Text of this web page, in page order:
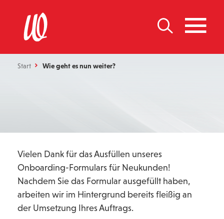
Start Wie geht es nun weiter?
Vielen Dank für das Ausfüllen unseres
Onboarding-Formulars für Neukunden!
Nachdem Sie das Formular ausgefüllt haben,
arbeiten wir im Hintergrund bereits fleißig an
der Umsetzung Ihres Auftrags.